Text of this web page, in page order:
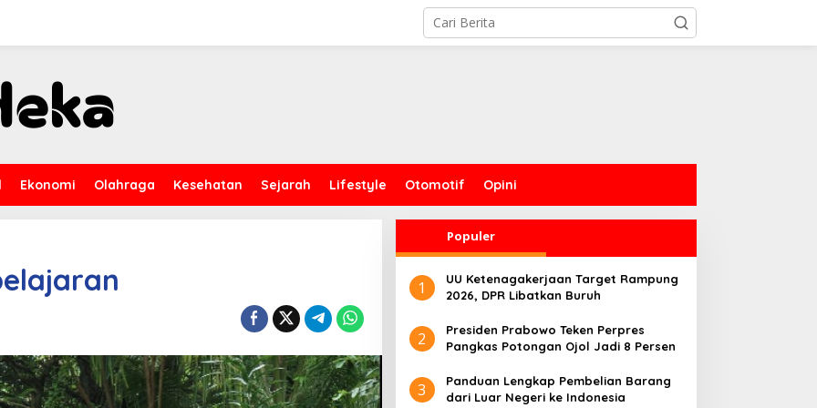
Ekonomi Olahraga Kesehatan Sejarah Lifestyle Otomotif Opini
Populer
1
UU Ketenagakerjaan Target Rampung
2026, DPR Libatkan Buruh
2
Presiden Prabowo Teken Perpres
Pangkas Potongan Ojol Jadi 8 Persen
3
Panduan Lengkap Pembelian Barang
dari Luar Negeri ke Indonesia